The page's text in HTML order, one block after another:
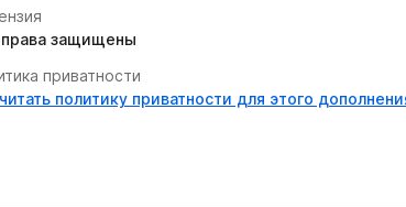
защищены
приватности
политику приватности для этого